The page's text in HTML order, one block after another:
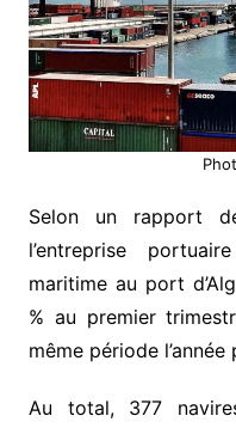
Selon un rapport
l’entreprise
maritime au port
% au premier
même période l’année
Au total, 377